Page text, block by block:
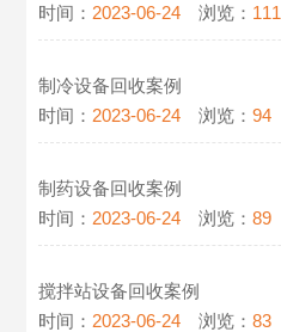
时间： 2023-06-24 浏览： 111
制冷设备回收案例
时间： 2023-06-24 浏览：94
制药设备回收案例
时间： 2023-06-24 浏览：89
搅拌站设备回收案例
时间： 2023-06-24 浏览：83